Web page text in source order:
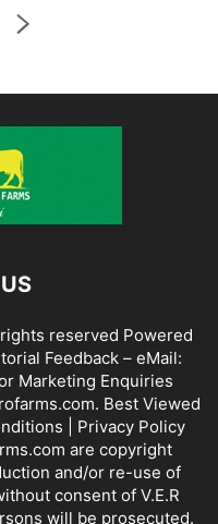
rights reserved Powered
Feedback – eMail:
Marketing Enquiries
Best Viewed
| Privacy Policy
are copyright
and/or re-use of
consent of V.E.R
will be prosecuted.